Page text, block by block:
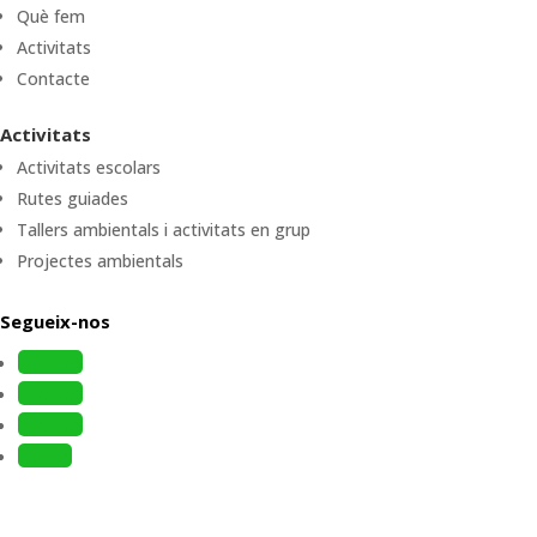
Què fem
Activitats
Contacte
Activitats
Activitats escolars
Rutes guiades
Tallers ambientals i activitats en grup
Projectes ambientals
Segueix-nos
Follow
Follow
Follow
Follow